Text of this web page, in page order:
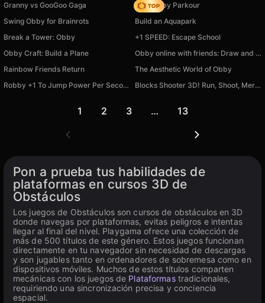
Granny vs GooGoo Gaga
Your Obby Parkour
Swing Obby for Brainrots
Build an Aquapark
Break a Tower: Obby
+1 SPEED: Escape School
Obby Craft: Build a Plane
Obby online with friends: Draw and Jump!
Rainbow Friends Return
The Aesthetic World of Obby
Robby +1 To Jump Power Per Second
Blocks Shooter 3D! Run, Shoot, Merge Weapons!
1 2 3 … 13
Pon a prueba tus habilidades de
plataformas en cursos 3D de
Obstáculos
Los juegos de Obstáculos son cursos de obstáculos en 3D
donde navegas por plataformas, evitas peligros e intentas
llegar al final del nivel. Playgama ofrece una colección de
más de 500 títulos de este género. Estos juegos funcionan
directamente en tu navegador sin necesidad de descargas
y son jugables tanto en ordenadores de sobremesa como en
dispositivos móviles. Muchos de estos títulos comparten
mecánicas con los juegos de Plataformastradicionales,
requiriendo una sincronización precisa y conciencia
espacial.